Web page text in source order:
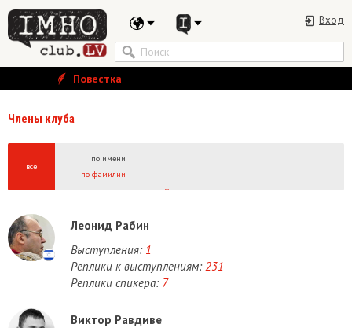
Вход
Повестка
Члены клуба
все
по имени
по фамилии
Ё Й
Леонид Рабин
Выступления: 1
Реплики к выступлениям: 231
Реплики спикера: 7
Виктор Равдиве